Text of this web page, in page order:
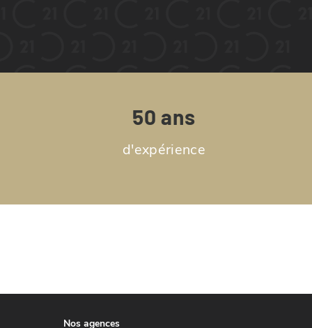
50 ans
d'expérience
Nos agences